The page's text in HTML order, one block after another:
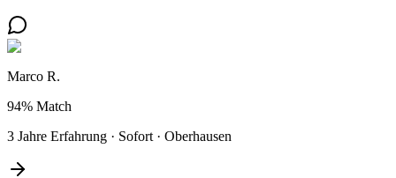
Marco R.
94% Match
3 Jahre Erfahrung · Sofort · Oberhausen